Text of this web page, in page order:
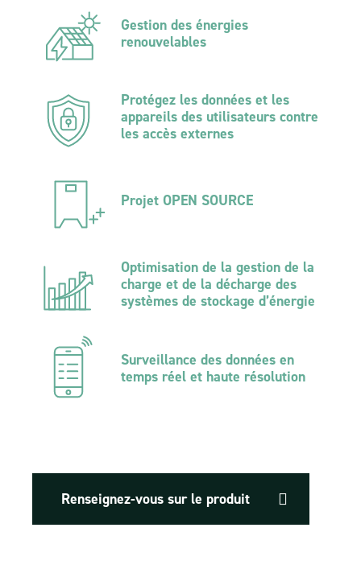
Gestion des énergies
renouvelables
Protégez les données et les
appareils des utilisateurs contre
les accès externes
Projet OPEN SOURCE
Optimisation de la gestion de la
charge et de la décharge des
systèmes de stockage d’énergie
Surveillance des données en
temps réel et haute résolution
Renseignez-vous sur le produit